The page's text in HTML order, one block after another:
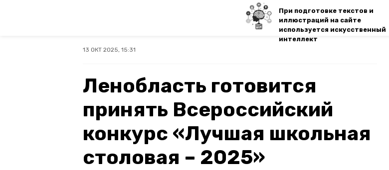
При подготовке текстов и
иллюстраций на сайте
используется искусственный
интеллект
13 ОКТ 2025, 15:31
Ленобласть готовится
принять Всероссийский
конкурс «Лучшая школьная
столовая – 2025»